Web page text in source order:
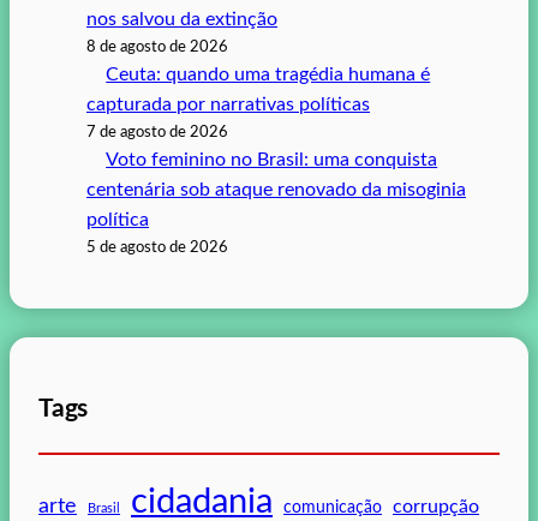
nos salvou da extinção
8 de agosto de 2026
Ceuta: quando uma tragédia humana é
capturada por narrativas políticas
7 de agosto de 2026
Voto feminino no Brasil: uma conquista
centenária sob ataque renovado da misoginia
política
5 de agosto de 2026
Tags
arte Brasil cidadania comunicação corrupção